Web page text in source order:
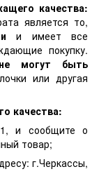
качества:
является то,
и имеет все
покупку.
не могут быть
или другая
качества:
и сообщите о
товар;
г.Черкассы,